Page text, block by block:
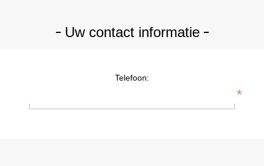
Uw contact informatie
Telefoon:
*